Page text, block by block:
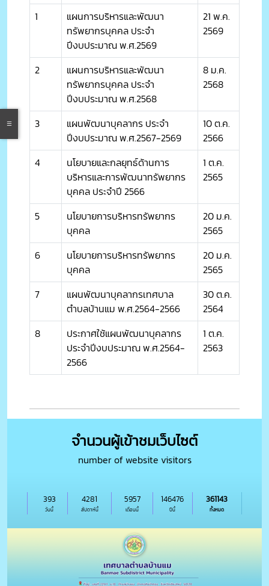
1
แผนการบริหารและพัฒนา
ทรัพยากรบุคคล ประจำ
ปีงบประมาณ พ.ศ.2569
21 พ.ค.
2569
2
แผนการบริหารและพัฒนา
ทรัพยากรบุคคล ประจำ
ปีงบประมาณ พ.ศ.2568
8 ม.ค.
2568
3
แผนพัฒนาบุคลากร ประจำ
ปีงบประมาณ พ.ศ.2567-2569
10 ต.ค.
2566
4
นโยบายและกลยุทธ์ด้านการ
บริหารและการพัฒนาทรัพยากร
บุคคล ประจำปี 2566
1 ต.ค.
2565
5
นโยบายการบริหารทรัพยากร
บุคคล
20 ม.ค.
2565
6
นโยบายการบริหารทรัพยากร
บุคคล
20 ม.ค.
2565
7
แผนพัฒนาบุคลากรเทศบาล
ตำบลบ้านแม พ.ศ.2564-2566
30 ต.ค.
2564
8
ประกาศใช้แผนพัฒนาบุคลากร
ประจำปีงบประมาณ พ.ศ.2564-
2566
1 ต.ค.
2563
จำนวนผู้เข้าชมเว็บไซต์
number of website visitors
วันนี้
393
สัปดาห์นี้
4281
เดือนนี้
5957
ปีนี้
146476
ทั้งหมด
361143